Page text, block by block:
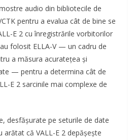
audio din bibliotecile de
pentru a evalua cât de bine se
E 2 cu înregistrările vorbitorilor
folosit ELLA-V — un cadru de
a măsura acuratețea și
— pentru a determina cât de
E 2 sarcinile mai complexe de
desfășurate pe seturile de date
arătat că VALL-E 2 depășește